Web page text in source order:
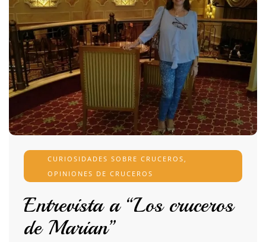
CURIOSIDADES SOBRE CRUCEROS,
OPINIONES DE CRUCEROS
Entrevista a “Los cruceros
de Marian”